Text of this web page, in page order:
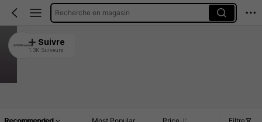
Recherche en magasin
QIYI Rhinestone
4.94
Suivre
1.3K Suiveurs